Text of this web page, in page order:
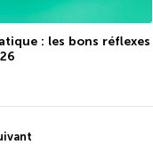
: les bons réflexes